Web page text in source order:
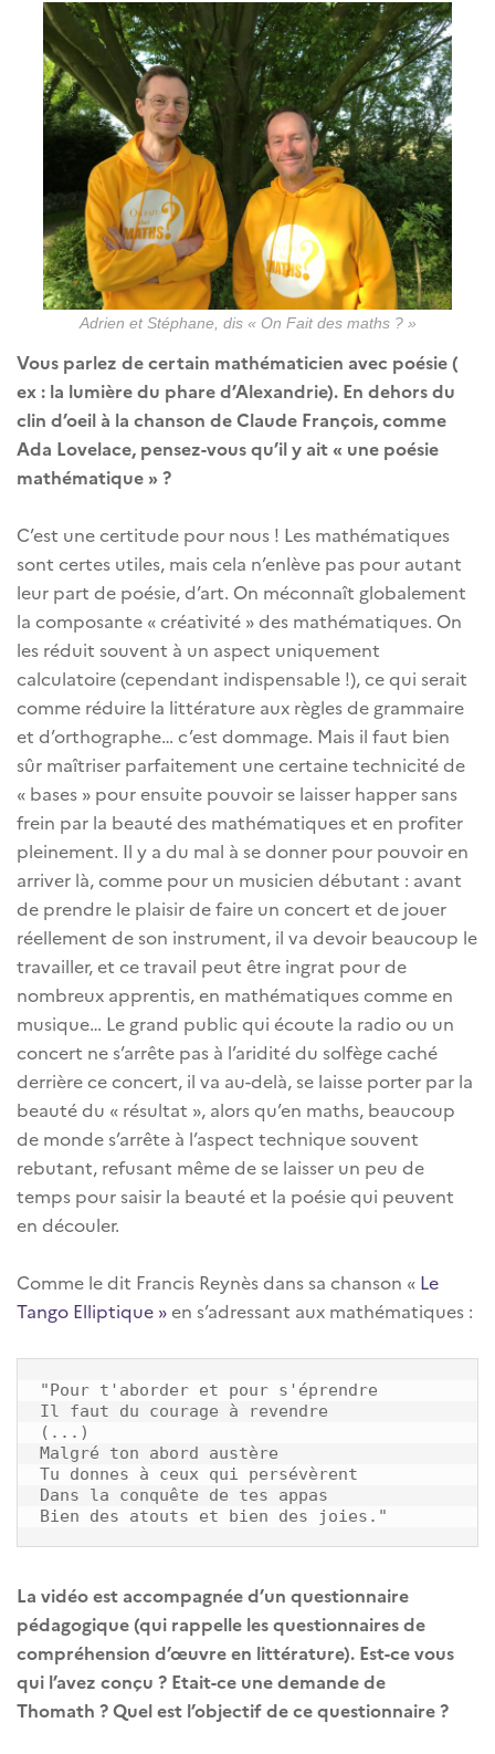
Adrien et Stéphane, dis « On Fait des maths ? »
Vous parlez de certain mathématicien avec poésie (
ex : la lumière du phare d’Alexandrie). En dehors du
clin d’oeil à la chanson de Claude François, comme
Ada Lovelace, pensez-vous qu’il y ait « une poésie
mathématique » ?
C’est une certitude pour nous ! Les mathématiques
sont certes utiles, mais cela n’enlève pas pour autant
leur part de poésie, d’art. On méconnaît globalement
la composante « créativité » des mathématiques. On
les réduit souvent à un aspect uniquement
calculatoire (cependant indispensable !), ce qui serait
comme réduire la littérature aux règles de grammaire
et d’orthographe… c’est dommage. Mais il faut bien
sûr maîtriser parfaitement une certaine technicité de
« bases » pour ensuite pouvoir se laisser happer sans
frein par la beauté des mathématiques et en profiter
pleinement. Il y a du mal à se donner pour pouvoir en
arriver là, comme pour un musicien débutant : avant
de prendre le plaisir de faire un concert et de jouer
réellement de son instrument, il va devoir beaucoup le
travailler, et ce travail peut être ingrat pour de
nombreux apprentis, en mathématiques comme en
musique… Le grand public qui écoute la radio ou un
concert ne s’arrête pas à l’aridité du solfège caché
derrière ce concert, il va au-delà, se laisse porter par la
beauté du « résultat », alors qu’en maths, beaucoup
de monde s’arrête à l’aspect technique souvent
rebutant, refusant même de se laisser un peu de
temps pour saisir la beauté et la poésie qui peuvent
en découler.
Comme le dit Francis Reynès dans sa chanson « Le
Tango Elliptique »en s’adressant aux mathématiques :
"Pour t'aborder et pour s'éprendre
Il faut du courage à revendre
(...)
Malgré ton abord austère
Tu donnes à ceux qui persévèrent
Dans la conquête de tes appas
La vidéo est accompagnée d’un questionnaire
pédagogique (qui rappelle les questionnaires de
compréhension d’œuvre en littérature). Est-ce vous
qui l’avez conçu ? Etait-ce une demande de
Thomath ? Quel est l’objectif de ce questionnaire ?